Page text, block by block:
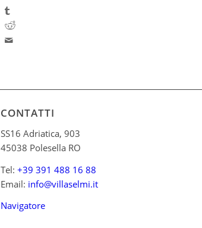
CONTATTI
SS16 Adriatica, 903
45038 Polesella RO
Tel: +39 391 488 16 88
Email: info@villaselmi.it
Navigatore